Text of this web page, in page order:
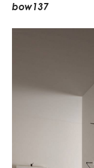
bow137